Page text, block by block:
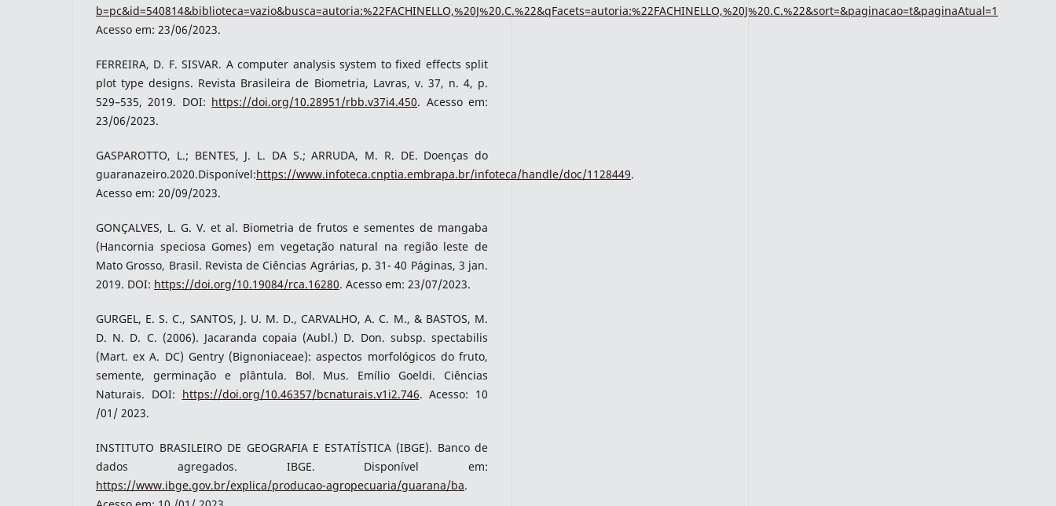
b=pc&id=540814&biblioteca=vazio&busca=autoria:%22FACHINELLO,%20J%20.C.%22&qFacets=autoria:%22FACHINELLO,%20J%20.C.%22&sort=&paginacao=t&paginaAtual=1
Acesso em: 23/06/2023.
FERREIRA, D. F. SISVAR. A computer analysis system to fixed effects split
plot type designs. Revista Brasileira de Biometria, Lavras, v. 37, n. 4, p.
529–535, 2019. DOI: https://doi.org/10.28951/rbb.v37i4.450. Acesso em:
23/06/2023.
GASPAROTTO, L.; BENTES, J. L. DA S.; ARRUDA, M. R. DE. Doenças do
guaranazeiro.2020.Disponível:https://www.infoteca.cnptia.embrapa.br/infoteca/handle/doc/1128449.
Acesso em: 20/09/2023.
GONÇALVES, L. G. V. et al. Biometria de frutos e sementes de mangaba
(Hancornia speciosa Gomes) em vegetação natural na região leste de
Mato Grosso, Brasil. Revista de Ciências Agrárias, p. 31- 40 Páginas, 3 jan.
2019. DOI: https://doi.org/10.19084/rca.16280. Acesso em: 23/07/2023.
GURGEL, E. S. C., SANTOS, J. U. M. D., CARVALHO, A. C. M., & BASTOS, M.
D. N. D. C. (2006). Jacaranda copaia (Aubl.) D. Don. subsp. spectabilis
(Mart. ex A. DC) Gentry (Bignoniaceae): aspectos morfológicos do fruto,
semente, germinação e plântula. Bol. Mus. Emílio Goeldi. Ciências
Naturais. DOI: https://doi.org/10.46357/bcnaturais.v1i2.746. Acesso: 10
/01/ 2023.
INSTITUTO BRASILEIRO DE GEOGRAFIA E ESTATÍSTICA (IBGE). Banco de
dados agregados. IBGE. Disponível em:
https://www.ibge.gov.br/explica/producao-agropecuaria/guarana/ba.